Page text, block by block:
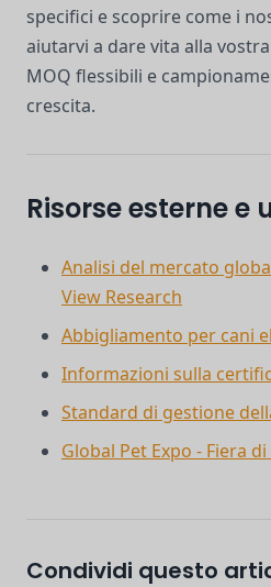
specifici e scoprire come i
aiutarvi a dare vita alla
MOQ flessibili e
crescita.
Risorse esterne e
Analisi del mercato
View Research
Abbigliamento per cani
Informazioni sulla
Standard di gestione
Global Pet Expo - Fiera
Condividi questo